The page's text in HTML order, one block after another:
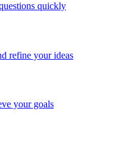
quickly
refine your ideas
your goals